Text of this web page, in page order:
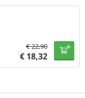
€22,90
€ 18,32